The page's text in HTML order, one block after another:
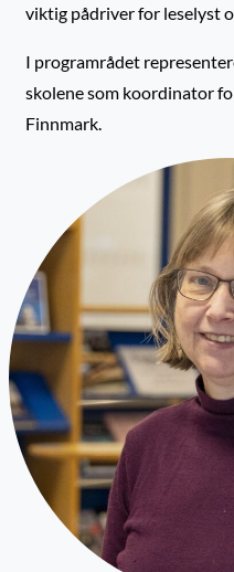
viktig pådriver for leselyst
I programrådet
skolene som koordinator
Finnmark.